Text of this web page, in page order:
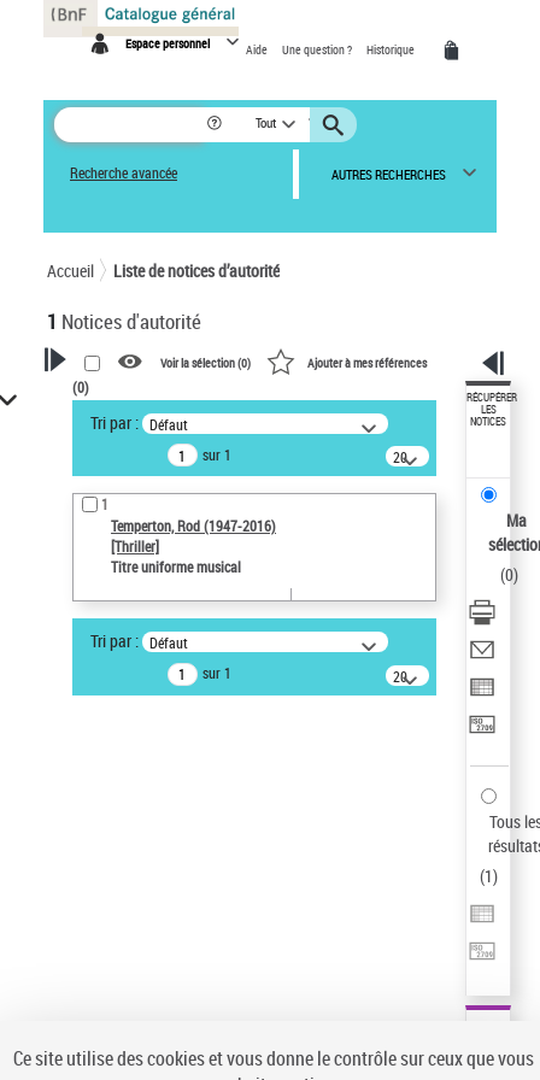
Espace personnel Aide Une question ? Historique
Tout
Recherche avancée AUTRES RECHERCHES
Accueil Liste de notices d’autorité
1 Notices d'autorité
VOTRE RECHERCHE
Recherche avancée dans les
notices d’autorité
Œuvres liées à l'auteur :
Temperton, Rod (1947-2016)
Auteur d’œuvre
Temperton, Rod (1947-2016)
Type de notice d'autorité
Voir la sélection (0) Ajouter à mes références
(0)
Tri par : Défaut
sur 1
20
résultats/page
1
Temperton, Rod (1947-2016)
[Thriller]
Titre uniforme musical
Tri par : Défaut
sur 1
20
résultats/page
RÉCUPÉRER
LES
NOTICES
Ma
(0)
Tous
(1)
Panneau de gestion des cookies
Ce site utilise des cookies et vous donne le contrôle sur ceux que vous